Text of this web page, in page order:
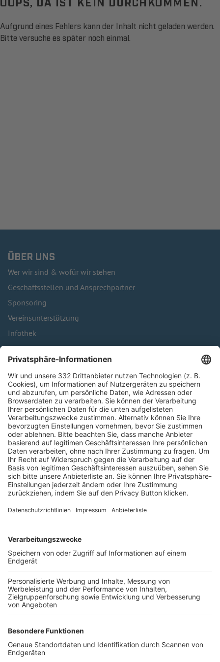
Aufgrund eines Fehlers kann der Inhalt nicht geladen werden.
Bitte versuche es später noch einmal.
ÜBER UNS
Wer wir sind & wofür wir stehen
Geschäftsstellen und Ansprechpartner
Sponsoring
Vereinsunterstützung
Infothek
Kontakt
HÄUFIG BESUCHTE SEITEN
Pässe und Vereinswechsel
Trainerausbildung
Schulungsangebot Vereinsmitarbeiter
BFV-Geschäftsstellen
Trainerbörse
Login SpielPlus
FOLGE DEM BFV
TOP-VEREINE
TOP-PARTNER